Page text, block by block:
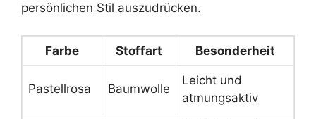
persönlichen Stil auszudrücken.
Farbe Stoffart Besonderheit
Pastellrosa Baumwolle
Leicht und
atmungsaktiv